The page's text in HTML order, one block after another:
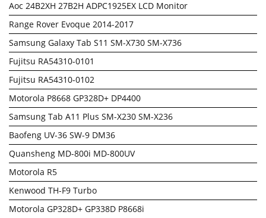
Aoc 24B2XH 27B2H ADPC1925EX LCD Monitor
Range Rover Evoque 2014-2017
Samsung Galaxy Tab S11 SM-X730 SM-X736
Fujitsu RA54310-0101
Fujitsu RA54310-0102
Motorola P8668 GP328D+ DP4400
Samsung Tab A11 Plus SM-X230 SM-X236
Baofeng UV-36 SW-9 DM36
Quansheng MD-800i MD-800UV
Motorola R5
Kenwood TH-F9 Turbo
Motorola GP328D+ GP338D P8668i